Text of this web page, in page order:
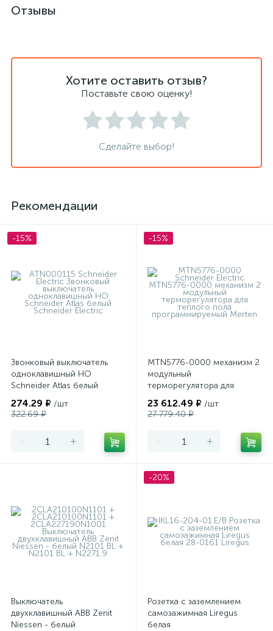
Отзывы
Хотите оставить отзыв?
Поставьте свою оценку!
Сделайте выбор!
Рекомендации
-15%
Звонковый выключатель
одноклавишный НО
Schneider Atlas белый
274.29 ₽ /шт
322.69 ₽
- +
-15%
MTN5776-0000 механизм 2
модульный
терморегулятора для
программируемый Merten
23 612.49 ₽ /шт
27 779.40 ₽
- +
Выключатель
двухклавишный ABB Zenit
Niessen - белый
-20%
Розетка с заземлением
самозажимная Liregus
белая